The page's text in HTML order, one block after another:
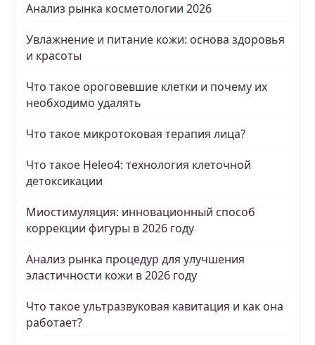
Анализ рынка косметологии 2026
Увлажнение и питание кожи: основа здоровья
и красоты
Что такое ороговевшие клетки и почему их
необходимо удалять
Что такое микротоковая терапия лица?
Что такое Heleo4: технология клеточной
детоксикации
Миостимуляция: инновационный способ
коррекции фигуры в 2026 году
Анализ рынка процедур для улучшения
эластичности кожи в 2026 году
Что такое ультразвуковая кавитация и как она
работает?